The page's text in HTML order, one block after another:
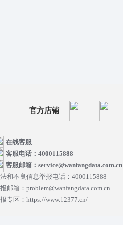
官方店铺
在线客服
客服电话：4000115888
客服邮箱：service@wanfangdata.com.cn
和不良信息举报电话：4000115888
邮箱：problem@wanfangdata.com.cn
专区：https://www.12377.cn/